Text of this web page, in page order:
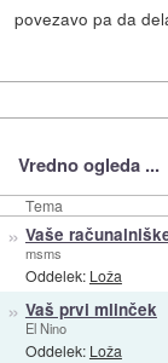
povezavo pa da
Vredno ogleda ...
Tema
» Vaše
msms
Oddelek: Loža
» Vaš prvi mlinček
El Nino
Oddelek: Loža